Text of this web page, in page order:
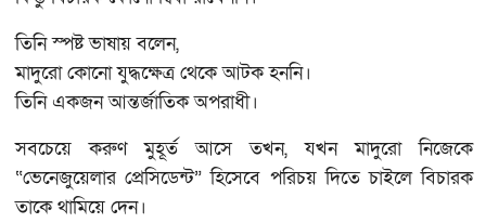
তিনি স্পষ্ট ভাষায় বলেন,
মাদুরো কোনো যুদ্ধক্ষেত্র থেকে আটক হননি।
তিনি একজন আন্তর্জাতিক অপরাধী।
সবচেয়ে করুণ মুহূর্ত আসে তখন, যখন মাদুরো নিজেকে
“ভেনেজুয়েলার প্রেসিডেন্ট” হিসেবে পরিচয় দিতে চাইলে বিচারক
তাকে থামিয়ে দেন।